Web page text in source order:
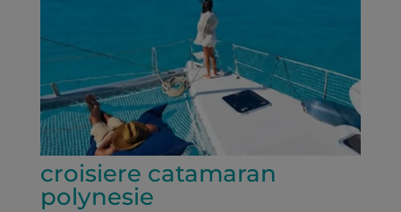
croisiere catamaran
polynesie